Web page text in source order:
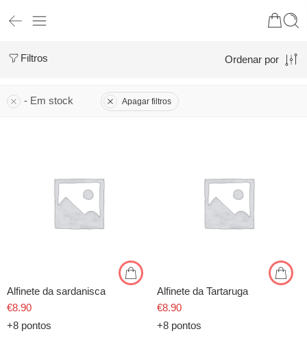
Filtros Ordenar por
- Em stock Apagar filtros
Alfinete da sardanisca
€8.90
+8 pontos
Alfinete da Tartaruga
€8.90
+8 pontos